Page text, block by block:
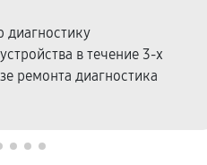
в течение 3-х
ремонта диагностика